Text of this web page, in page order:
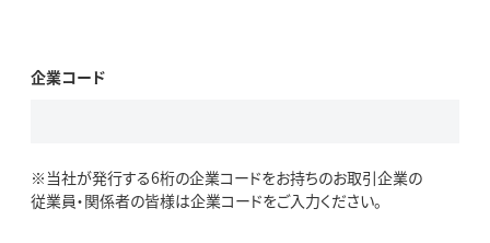
企業コード
※当社が発行する6桁の企業コードをお持ちのお取引企業の
従業員・関係者の皆様は企業コードをご入力ください。